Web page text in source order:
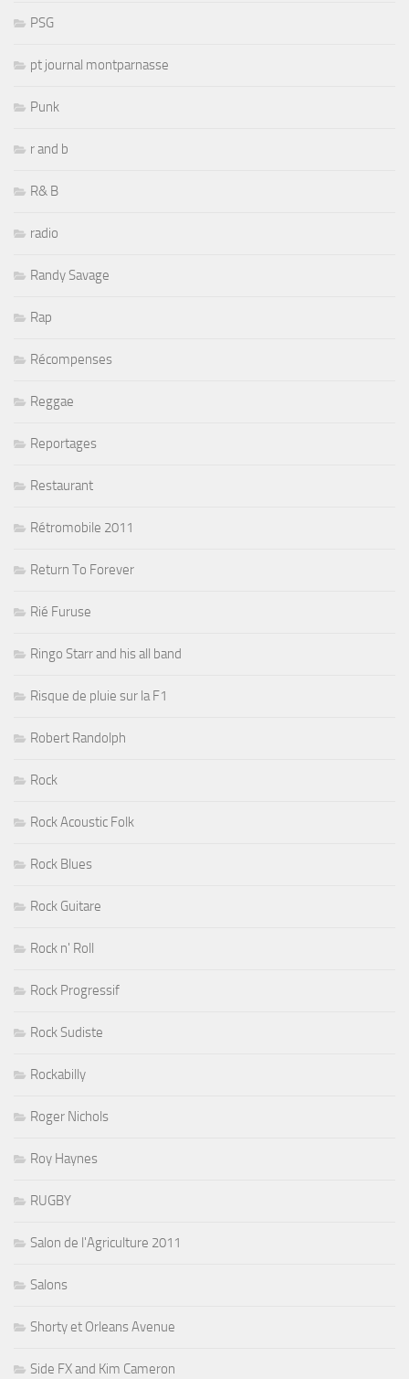
PSG
pt journal montparnasse
Punk
r and b
R& B
radio
Randy Savage
Rap
Récompenses
Reggae
Reportages
Restaurant
Rétromobile 2011
Return To Forever
Rié Furuse
Ringo Starr and his all band
Risque de pluie sur la F1
Robert Randolph
Rock
Rock Acoustic Folk
Rock Blues
Rock Guitare
Rock n' Roll
Rock Progressif
Rock Sudiste
Rockabilly
Roger Nichols
Roy Haynes
RUGBY
Salon de l'Agriculture 2011
Salons
Shorty et Orleans Avenue
Side FX and Kim Cameron